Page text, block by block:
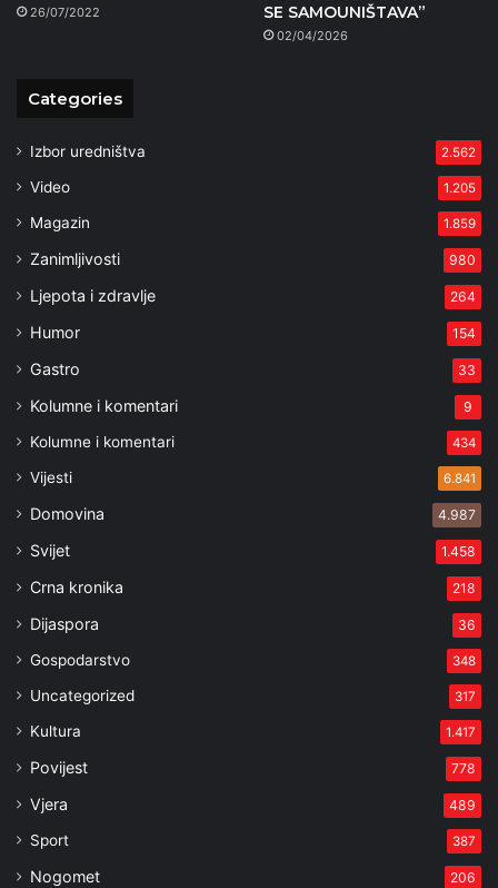
26/07/2022
SE SAMOUNIŠTAVA”
02/04/2026
Categories
Izbor uredništva 2.562
Video 1.205
Magazin 1.859
Zanimljivosti 980
Ljepota i zdravlje 264
Humor 154
Gastro 33
Kolumne i komentari 9
Kolumne i komentari 434
Vijesti 6.841
Domovina 4.987
Svijet 1.458
Crna kronika 218
Dijaspora 36
Gospodarstvo 348
Uncategorized 317
Kultura 1.417
Povijest 778
Vjera 489
Sport 387
Nogomet 206